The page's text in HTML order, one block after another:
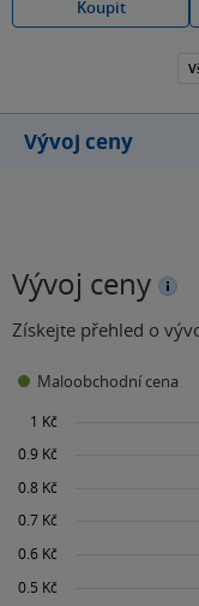
Koupit
Vývoj ceny
Vývoj ceny
Získejte přehled o
Maloobchodní cena